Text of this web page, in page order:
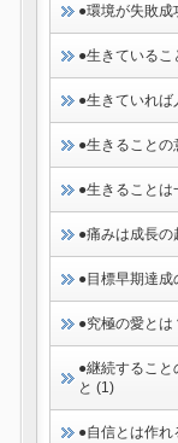
●環境が失敗
●生きている
●生きていれ
●生きることの
●生きること
●痛みは成長の
●目標早期達成
●究極の愛とは
●継続すること
と (1)
●自信とは作れ